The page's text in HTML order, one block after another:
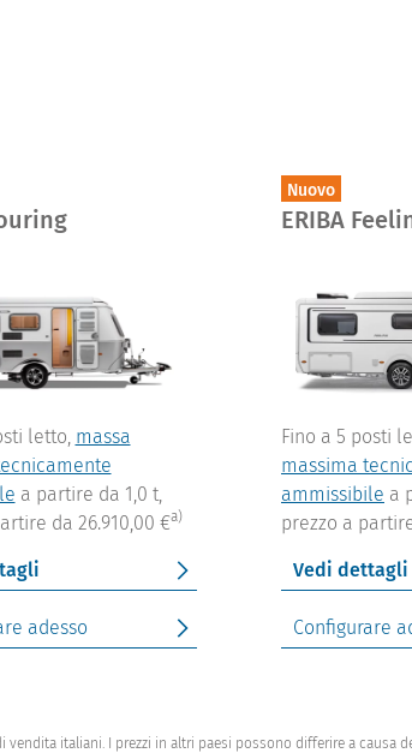
letto, massa
a partire da 1,0 t,
da 26.910,00 €a)
adesso
Nuovo
ERIBA
Fino a 5 posti
massima
ammissibile a
prezzo a
Vedi dettagli
Configurare
italiani. I prezzi in altri paesi possono differire a causa